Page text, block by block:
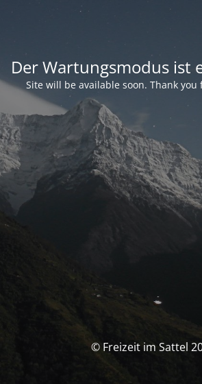
Der Wartungsmodus ist
Site will be available soon. Thank
© Freizeit im Sattel